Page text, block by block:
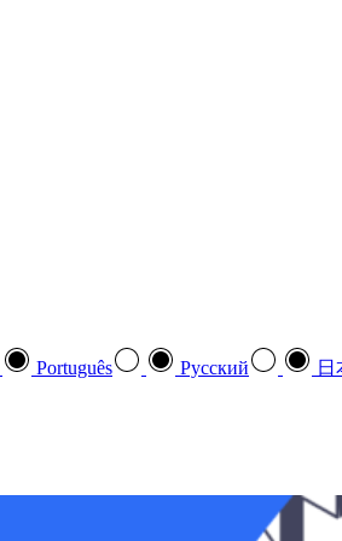
Português Pусский 日